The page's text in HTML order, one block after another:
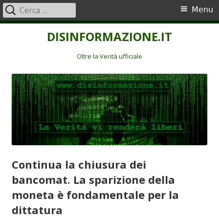
DISINFORMAZIONE.IT
Oltre la Verità ufficiale
Menu
principale
Menu
Ricerca
per:
Continua la chiusura dei
bancomat. La sparizione della
moneta è fondamentale per la
dittatura